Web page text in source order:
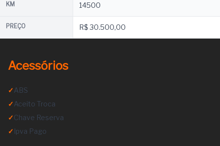
KM 14500
PREÇO R$ 30.500,00
Acessórios
✓ABS
✓Aceito Troca
✓Chave Reserva
✓ Ipva Pago